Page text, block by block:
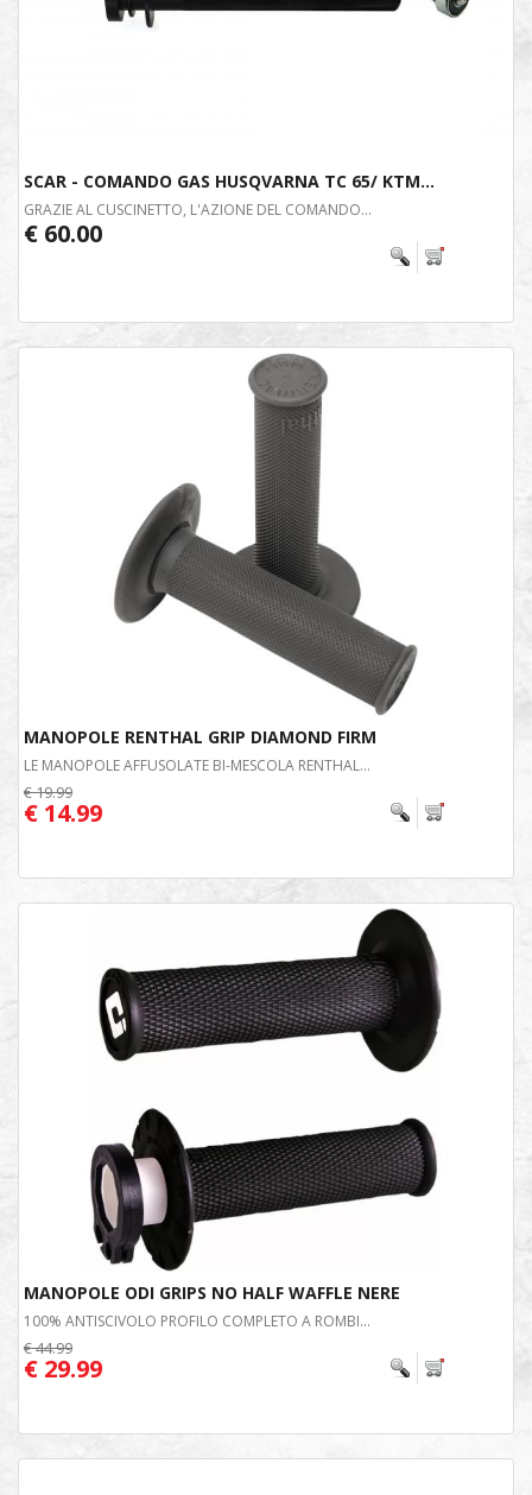
SCAR - COMANDO GAS HUSQVARNA TC 65/ KTM...
GRAZIE AL CUSCINETTO, L'AZIONE DEL COMANDO...
€ 60.00
MANOPOLE RENTHAL GRIP DIAMOND FIRM
LE MANOPOLE AFFUSOLATE BI-MESCOLA RENTHAL...
€ 19.99
€ 14.99
MANOPOLE ODI GRIPS NO HALF WAFFLE NERE
100% ANTISCIVOLO PROFILO COMPLETO A ROMBI...
€ 44.99
€ 29.99